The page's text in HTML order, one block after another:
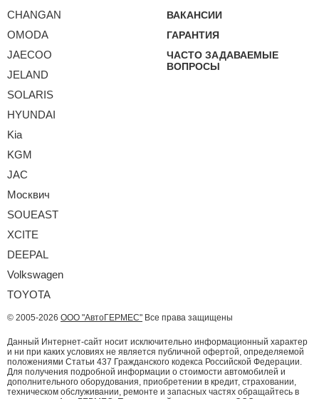
CHANGAN
OMODA
JAECOO
JELAND
SOLARIS
HYUNDAI
Kia
KGM
JAC
Москвич
SOUEAST
XCITE
DEEPAL
Volkswagen
TOYOTA
ВАКАНСИИ
ГАРАНТИЯ
ЧАСТО ЗАДАВАЕМЫЕ
ВОПРОСЫ
© 2005-2026 ООО "АвтоГЕРМЕС" Все права защищены
Данный Интернет-сайт носит исключительно информационный характер
и ни при каких условиях не является публичной офертой, определяемой
положениями Статьи 437 Гражданского кодекса Российской Федерации.
Для получения подробной информации о стоимости автомобилей и
дополнительного оборудования, приобретении в кредит, страховании,
техническом обслуживании, ремонте и запасных частях обращайтесь в